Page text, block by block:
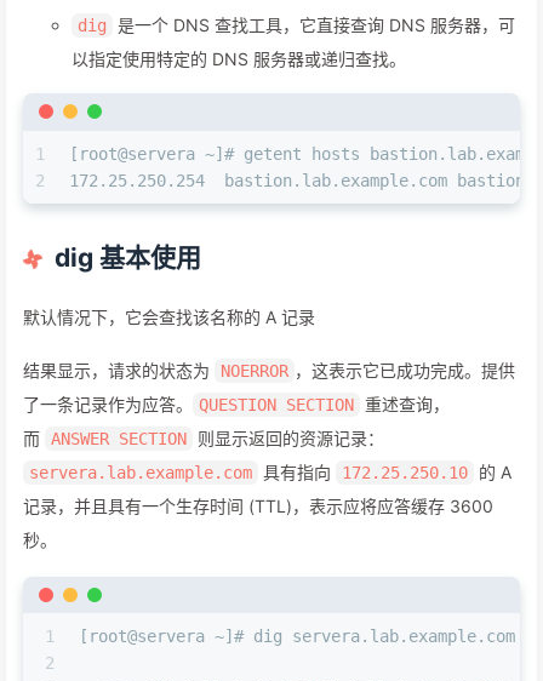
dig
是一个 DNS 查找工具，它直接查询 DNS 服务器，可
以指定使用特定的 DNS 服务器或递归查找。
1
2
[root@servera ~]# getent hosts
172.25.250.254  bastion.lab.example.com bastion
dig 基本使用
默认情况下，它会查找该名称的 A 记录
结果显示，请求的状态为 NOERROR ，这表示它已成功完成。提供
了一条记录作为应答。
QUESTION SECTION 重述查询，
而 ANSWER SECTION 则显示返回的资源记录：
servera.lab.example.com 具有指向 172.25.250.10
的 A
记录，并且具有一个生存时间 (TTL)，表示应将应答缓存 3600
秒。
1
2
[root@servera ~]# dig servera.lab.example.com